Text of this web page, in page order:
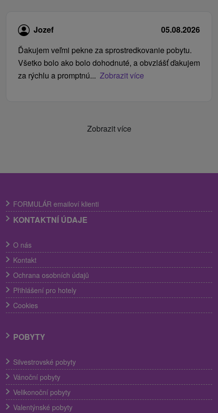
Jozef
05.08.2026
Ďakujem veľmi pekne za sprostredkovanie pobytu.
Všetko bolo ako bolo dohodnuté, a obvzlášť ďakujem
za rýchlu a promptnú... Zobrazit více
Zobrazit více
FORMULÁR emailoví klienti
KONTAKTNÍ ÚDAJE
O nás
Kontakt
Ochrana osobních údajů
Přihlášení pro hotely
Cookies
POBYTY
Silvestrovské pobyty
Vánoční pobyty
Velikonoční pobyty
Valentýnské pobyty